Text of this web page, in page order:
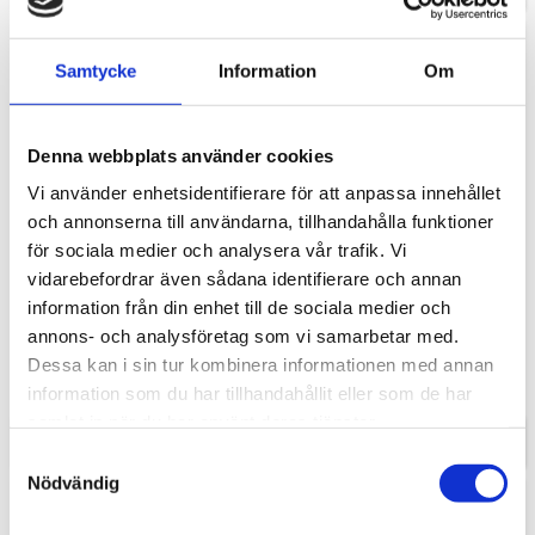
Samtycke Information Om
Denna webbplats använder cookies
Vi använder enhetsidentifierare för att anpassa innehållet
och annonserna till användarna, tillhandahålla funktioner
för sociala medier och analysera vår trafik. Vi
vidarebefordrar även sådana identifierare och annan
information från din enhet till de sociala medier och
annons- och analysföretag som vi samarbetar med.
Dessa kan i sin tur kombinera informationen med annan
information som du har tillhandahållit eller som de har
Nödvändig
Eternal Marquina
mm och 30 mm tjocklek och går att
beställa i valfria mått, maxmått
skarvfritt ca 3250x1580 mm. ​​
4 350,00KR
Eternal Noir
mm och 30 mm tjocklek och går att
beställa i valfria mått, maxmått
skarvfritt ca 3250x1580 mm. ​​
4 990,00KR